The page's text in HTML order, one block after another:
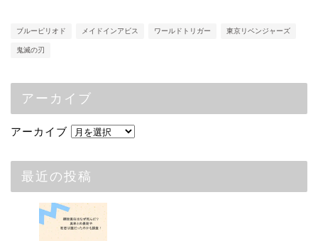
ブルーピリオド メイドインアビス ワールドトリガー 東京リベンジャーズ
鬼滅の刃
アーカイブ
アーカイブ
最近の投稿